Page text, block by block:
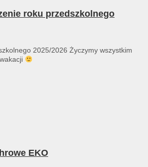
roku przedszkolnego
2025/2026 Życzymy wszystkim
EKO